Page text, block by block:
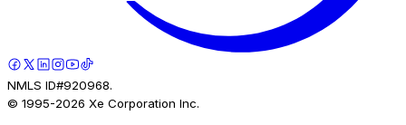
NMLS ID#920968.
© 1995-2026 Xe Corporation Inc.